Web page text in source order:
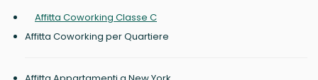
Affitta Coworking Classe C
Affitta Coworking per Quartiere